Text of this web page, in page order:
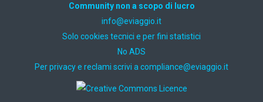
Community non a scopo di lucro
ti.oiggaive@ofni
Solo cookies tecnici e per fini statistici
No ADS
Per privacy e reclami scrivi a ti.oiggaive@ecnailpmoc